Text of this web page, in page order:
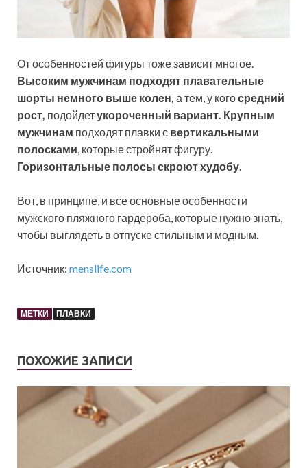
От особенностей фигуры тоже зависит многое.
Высоким мужчинам подходят плавательные
шорты немного выше колен, а тем, у когосредний
рост, подойдетукороченный вариант. Крупным
мужчинам подходят плавки с вертикальными
полосками, которые стройнят фигуру.
Горизонтальные полосы скроют худобу.
Вот, в принципе, и все основные особенности
мужского пляжного гардероба, которые нужно знать,
чтобы выглядеть в отпуске стильным и модным.
Источник: menslife.com
МЕТКИ ПЛАВКИ
ПОХОЖИЕ ЗАПИСИ